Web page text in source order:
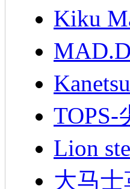
Kiku
TOPS-
Lion
大马士